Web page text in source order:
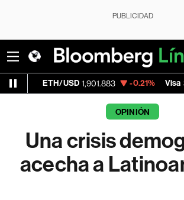
PUBLICIDAD
1,901.883 -0.21% Visa 370.47
OPINIÓN
Una crisis
acecha a